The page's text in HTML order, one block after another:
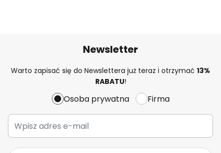
Newsletter
Warto zapisać się do Newslettera już teraz i otrzymać 13%
RABATU!
Osoba prywatna Firma